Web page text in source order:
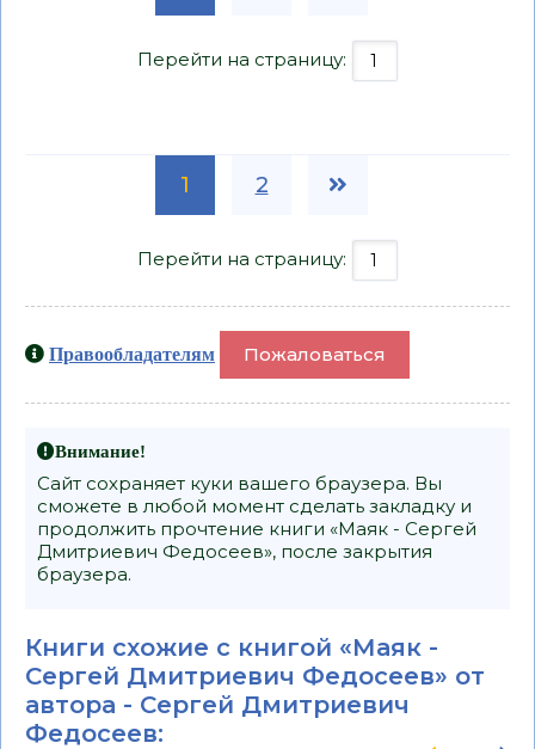
Перейти на страницу:
1 2
Перейти на страницу:
Правообладателям Пожаловаться
Внимание!
Сайт сохраняет куки вашего браузера. Вы
сможете в любой момент сделать закладку и
продолжить прочтение книги «Маяк - Сергей
Дмитриевич Федосеев», после закрытия
браузера.
Книги схожие с книгой «Маяк -
Сергей Дмитриевич Федосеев» от
автора - Сергей Дмитриевич
Федосеев: